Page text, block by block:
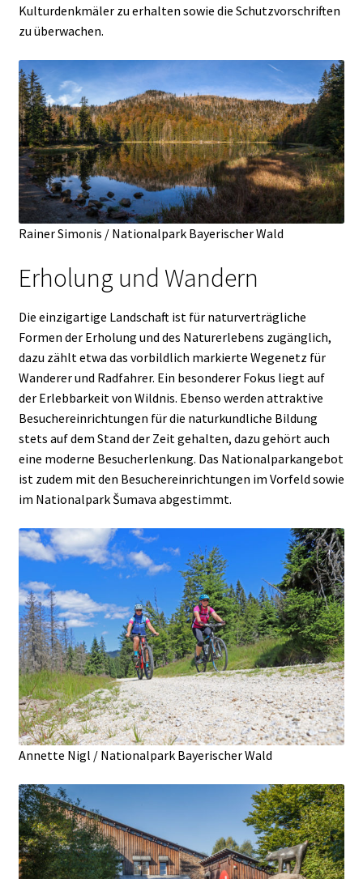
Kulturdenkmäler zu erhalten sowie die Schutzvorschriften
zu überwachen.
Rainer Simonis / Nationalpark Bayerischer Wald
Erholung und Wandern
Die einzigartige Landschaft ist für naturverträgliche
Formen der Erholung und des Naturerlebens zugänglich,
dazu zählt etwa das vorbildlich markierte Wegenetz für
Wanderer und Radfahrer. Ein besonderer Fokus liegt auf
der Erlebbarkeit von Wildnis. Ebenso werden attraktive
Besuchereinrichtungen für die naturkundliche Bildung
stets auf dem Stand der Zeit gehalten, dazu gehört auch
eine moderne Besucherlenkung. Das Nationalparkangebot
ist zudem mit den Besuchereinrichtungen im Vorfeld sowie
im Nationalpark Šumava abgestimmt.
Annette Nigl / Nationalpark Bayerischer Wald